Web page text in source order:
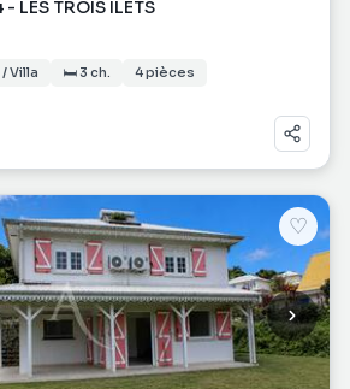
- LES TROIS ILETS
Villa 🛏 3 ch. 4 pièces
♡